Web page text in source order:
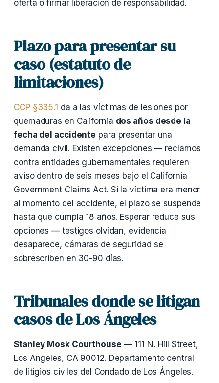
oferta o firmar liberación de responsabilidad.
Plazo para presentar su
caso (estatuto de
limitaciones)
CCP §335.1 da a las víctimas de lesiones por
quemaduras en California dos años desde la
fecha del accidente para presentar una
demanda civil. Existen excepciones — reclamos
contra entidades gubernamentales requieren
aviso dentro de seis meses bajo el California
Government Claims Act. Si la víctima era menor
al momento del accidente, el plazo se suspende
hasta que cumpla 18 años. Esperar reduce sus
opciones — testigos olvidan, evidencia
desaparece, cámaras de seguridad se
sobrescriben en 30-90 días.
Tribunales donde se litigan
casos de Los Ángeles
Stanley Mosk Courthouse — 111 N. Hill Street,
Los Angeles, CA 90012. Departamento central
de litigios civiles del Condado de Los Ángeles.